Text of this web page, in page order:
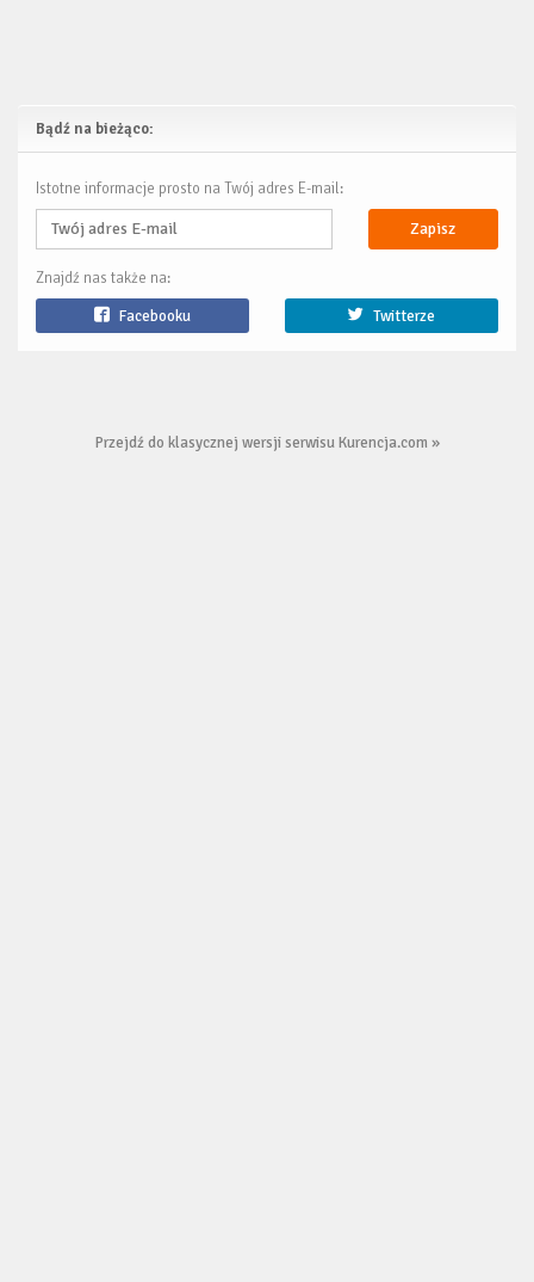
Bądź na bieżąco:
Istotne informacje prosto na Twój adres E-mail:
Zapisz
Znajdź nas także na:
Facebooku
Twitterze
Przejdź do klasycznej wersji serwisu Kurencja.com »